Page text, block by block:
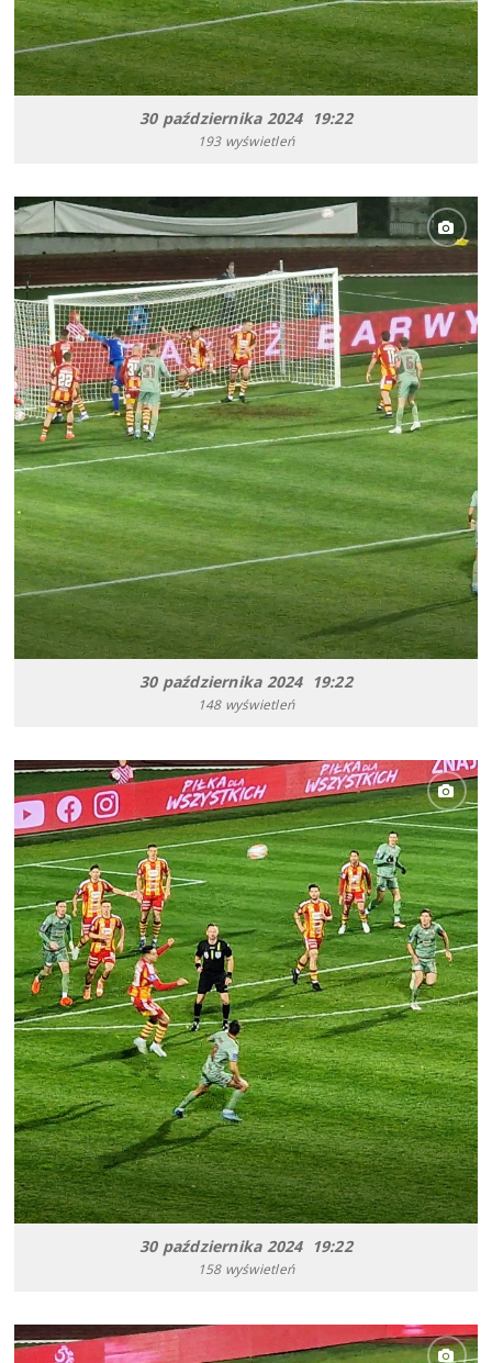
30 października 2024 19:22
193 wyświetleń
30 października 2024 19:22
148 wyświetleń
30 października 2024 19:22
158 wyświetleń